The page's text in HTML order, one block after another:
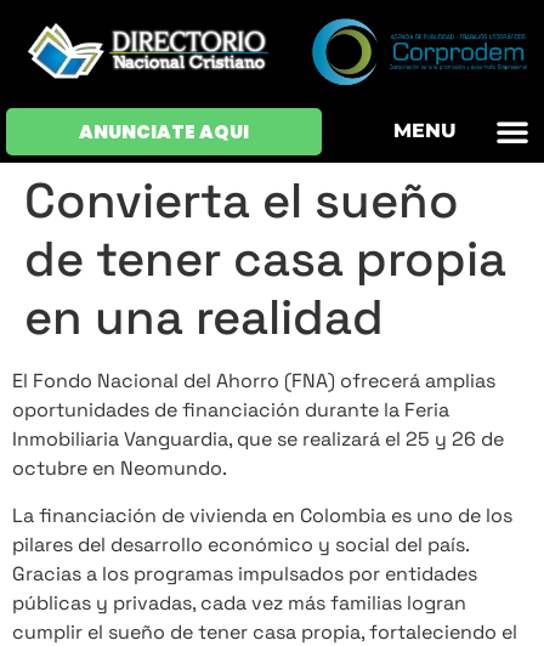
ANUNCIATE AQUI MENU
Convierta el sueño
de tener casa propia
en una realidad
El Fondo Nacional del Ahorro (FNA) ofrecerá amplias
oportunidades de financiación durante la Feria
Inmobiliaria Vanguardia, que se realizará el 25 y 26 de
octubre en Neomundo.
La financiación de vivienda en Colombia es uno de los
pilares del desarrollo económico y social del país.
Gracias a los programas impulsados por entidades
públicas y privadas, cada vez más familias logran
cumplir el sueño de tener casa propia, fortaleciendo el